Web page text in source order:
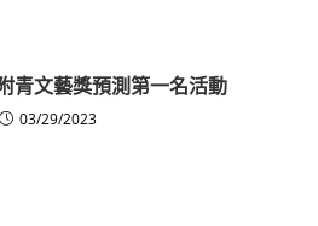
青文藝獎預測第一名活動
03/29/2023